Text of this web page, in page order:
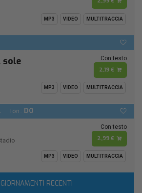
MP3 VIDEO MULTITRACCIA
sole Con testo
2,19 €
MP3 VIDEO MULTITRACCIA
Ton.: DO
Con testo
2,99 €
MP3 VIDEO MULTITRACCIA
RECENTI